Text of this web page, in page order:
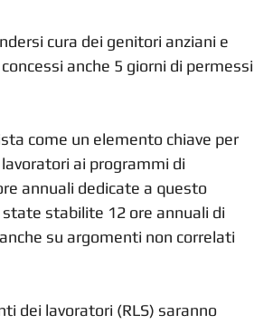
cura dei genitori anziani e
anche 5 giorni di permessi
come un elemento chiave per
ai programmi di
annuali dedicate a questo
state stabilite 12 ore annuali di
su argomenti non correlati
dei lavoratori (RLS) saranno